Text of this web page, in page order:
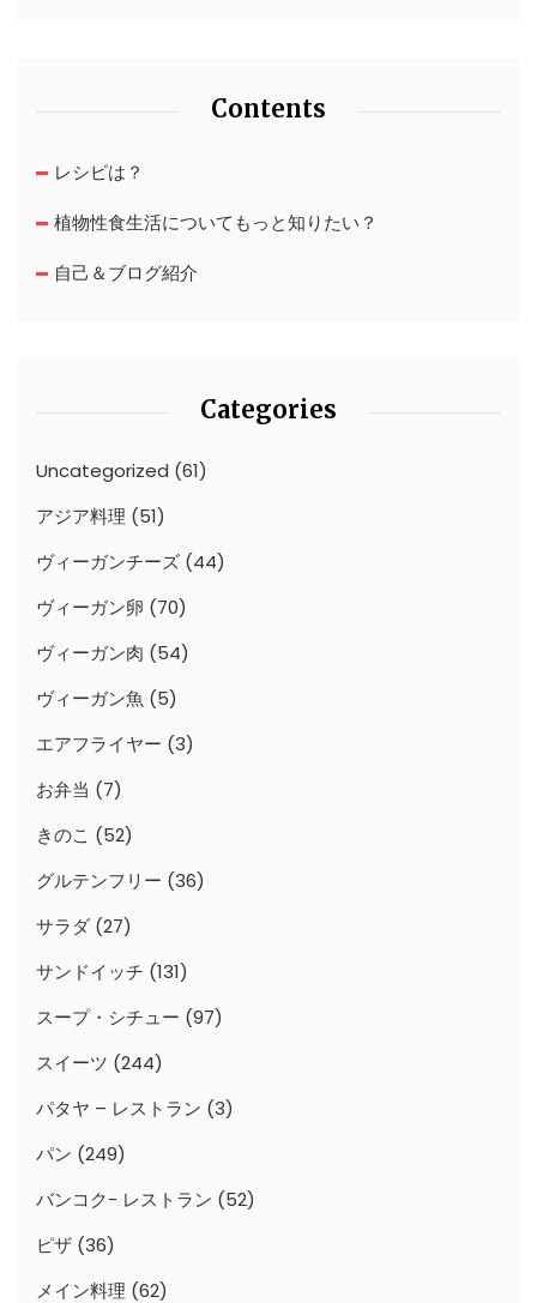
Contents
レシピは？
植物性食生活についてもっと知りたい？
自己＆ブログ紹介
Categories
Uncategorized (61)
アジア料理 (51)
ヴィーガンチーズ (44)
ヴィーガン卵 (70)
ヴィーガン肉 (54)
ヴィーガン魚 (5)
エアフライヤー (3)
お弁当 (7)
きのこ (52)
グルテンフリー (36)
サラダ (27)
サンドイッチ (131)
スープ・シチュー (97)
スイーツ (244)
パタヤ – レストラン (3)
パン (249)
バンコク- レストラン (52)
ピザ (36)
メイン料理 (62)